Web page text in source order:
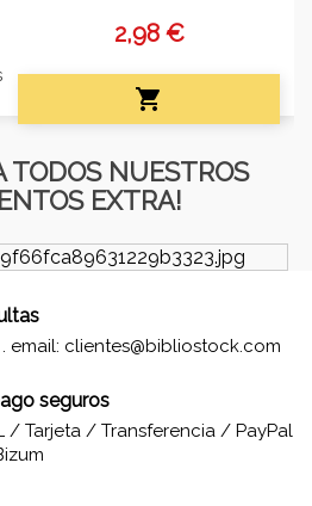
2,98 €

TODOS NUESTROS
EXTRA!
email: clientes@bibliostock.com
seguros
/ Tarjeta / Transferencia / PayPal